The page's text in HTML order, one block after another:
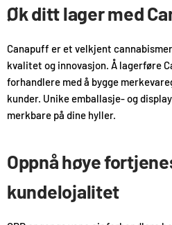
Øk ditt lager med
Canapuff er et velkjent
kvalitet og innovasjon. Å lagerføre
forhandlere med å bygge
kunder. Unike emballasje- og
merkbare på dine hyller.
Oppnå høye
kundelojalitet